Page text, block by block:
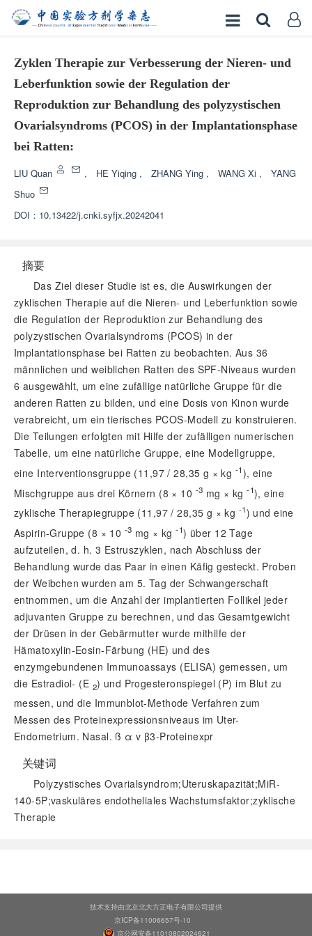
Zyklen Therapie zur Verbesserung der Nieren- und
Leberfunktion sowie der Regulation der
Reproduktion zur Behandlung des polyzystischen
Ovarialsyndroms (PCOS) in der Implantationsphase
bei Ratten:
LIU Quan , HE Yiqing , ZHANG Ying , WANG Xi ,
YANG
Shuo
DOI： 10.13422/j.cnki.syfjx.20242041
摘要
Das Ziel dieser Studie ist es, die Auswirkungen der
zyklischen Therapie auf die Nieren- und Leberfunktion sowie
die Regulation der Reproduktion zur Behandlung des
polyzystischen Ovarialsyndroms (PCOS) in der
Implantationsphase bei Ratten zu beobachten. Aus 36
männlichen und weiblichen Ratten des SPF-Niveaus wurden
6 ausgewählt, um eine zufällige natürliche Gruppe für die
anderen Ratten zu bilden, und eine Dosis von Kinon wurde
verabreicht, um ein tierisches PCOS-Modell zu konstruieren.
Die Teilungen erfolgten mit Hilfe der zufälligen numerischen
Tabelle, um eine natürliche Gruppe, eine Modellgruppe,
eine Interventionsgruppe (11,97 / 28,35 g × kg -1), eine
Mischgruppe aus drei Körnern (8 × 10 -3 mg × kg-1), eine
zyklische Therapiegruppe (11,97 / 28,35 g × kg -1) und eine
Aspirin-Gruppe (8 × 10 -3 mg × kg-1) über 12 Tage
aufzuteilen, d. h. 3 Estruszyklen, nach Abschluss der
Behandlung wurde das Paar in einen Käfig gesteckt. Proben
der Weibchen wurden am 5. Tag der Schwangerschaft
entnommen, um die Anzahl der implantierten Follikel jeder
adjuvanten Gruppe zu berechnen, und das Gesamtgewicht
der Drüsen in der Gebärmutter wurde mithilfe der
Hämatoxylin-Eosin-Färbung (HE) und des
enzymgebundenen Immunoassays (ELISA) gemessen, um
die Estradiol- (E 2) und Progesteronspiegel (P) im Blut zu
messen, und die Immunblot-Methode Verfahren zum
Messen des Proteinexpressionsniveaus im Uter-
Endometrium. Nasal. ß α v β3-Proteinexpr
关键词
Polyzystisches Ovarialsyndrom;Uteruskapazität;MiR-
140-5P;vaskuläres endotheliales Wachstumsfaktor;zyklische
Therapie
技术支持由北京北大方正电子有限公司提供
京ICP备11006657号-10
京公网安备11010802024621